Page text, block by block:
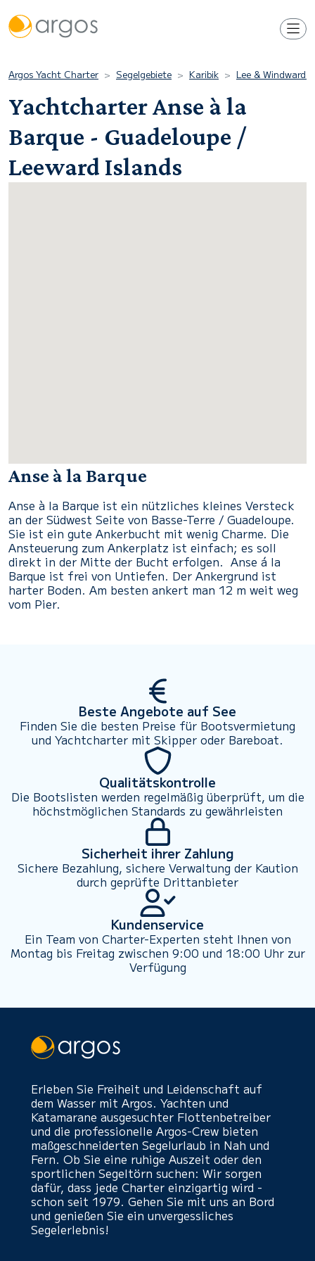
Argos Yacht Charter Segelgebiete Karibik Lee & Windward
Yachtcharter Anse à la
Barque - Guadeloupe /
Leeward Islands
Anse à la Barque
Anse à la Barque ist ein nützliches kleines Versteck
an der Südwest Seite von Basse-Terre / Guadeloupe.
Sie ist ein gute Ankerbucht mit wenig Charme. Die
Ansteuerung zum Ankerplatz ist einfach; es soll
direkt in der Mitte der Bucht erfolgen. Anse á la
Barque ist frei von Untiefen. Der Ankergrund ist
harter Boden. Am besten ankert man 12 m weit weg
vom Pier.
Beste Angebote auf See
Finden Sie die besten Preise für Bootsvermietung
und Yachtcharter mit Skipper oder Bareboat.
Qualitätskontrolle
Die Bootslisten werden regelmäßig überprüft, um die
höchstmöglichen Standards zu gewährleisten
Sicherheit ihrer Zahlung
Sichere Bezahlung, sichere Verwaltung der Kaution
durch geprüfte Drittanbieter
Kundenservice
Ein Team von Charter-Experten steht Ihnen von
Montag bis Freitag zwischen 9:00 und 18:00 Uhr zur
Verfügung
Erleben Sie Freiheit und Leidenschaft auf
dem Wasser mit Argos. Yachten und
Katamarane ausgesuchter Flottenbetreiber
und die professionelle Argos-Crew bieten
maßgeschneiderten Segelurlaub in Nah und
Fern. Ob Sie eine ruhige Auszeit oder den
sportlichen Segeltörn suchen: Wir sorgen
dafür, dass jede Charter einzigartig wird -
schon seit 1979. Gehen Sie mit uns an Bord
und genießen Sie ein unvergessliches
Segelerlebnis!